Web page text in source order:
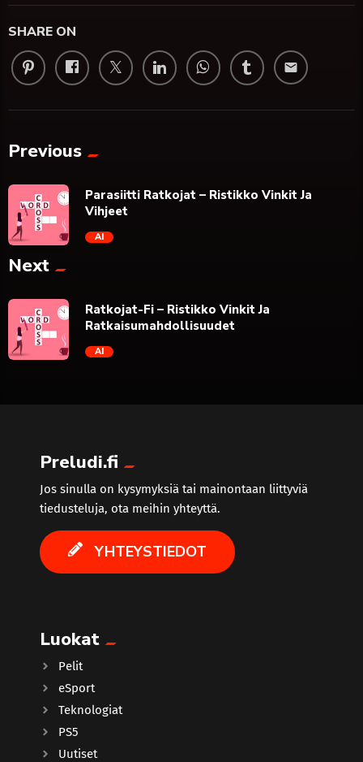
SHARE ON
email
Previous
Parasiitti Ratkojat – Ristikko Vinkit Ja
Vihjeet
AI
Next
Ratkojat-Fi – Ristikko Vinkit Ja
Ratkaisumahdollisuudet
AI
Preludi.fi
Jos sinulla on kysymyksiä tai mainontaan liittyviä
tiedusteluja, ota meihin yhteyttä.
YHTEYSTIEDOT
Luokat
Pelit
eSport
Teknologiat
PS5
Uutiset